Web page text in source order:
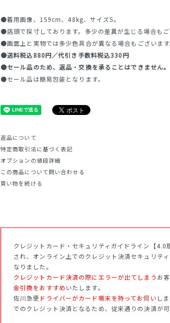
●着用画像、159cm、48kg、サイズS。
●店頭で採寸しております。多少の差異が生じる場合もご
●画面上と実物では多少色具合が異なる場合もございます
●送料税込880円／代引き手数料税込330円
●セール品のため、返品・交換を承ることはできません。
●セール品は簡易包装となります。
返品について
特定商取引法に基づく表記
オプションの値段詳細
この商品について問い合わせる
買い物を続ける
クレジットカード・セキュリティガイドライン【4.0
され、オンライン上でのクレジット決済セキュリティ
なりました。
クレジットカード決済の際にエラーが出てしまう お
金引換をおすすめ いたします。
佐川急便 ドライバーがカード端末を持ってお伺い し
でのクレジット決済となるため、従来通りの決済が可